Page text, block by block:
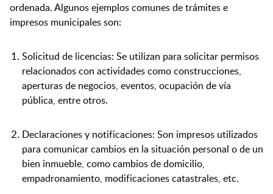
ordenada. Algunos ejemplos comunes de trámites e
impresos municipales son:
Solicitud de licencias: Se utilizan para solicitar permisos
relacionados con actividades como construcciones,
aperturas de negocios, eventos, ocupación de vía
pública, entre otros.
Declaraciones y notificaciones: Son impresos utilizados
para comunicar cambios en la situación personal o de un
bien inmueble, como cambios de domicilio,
empadronamiento, modificaciones catastrales, etc.